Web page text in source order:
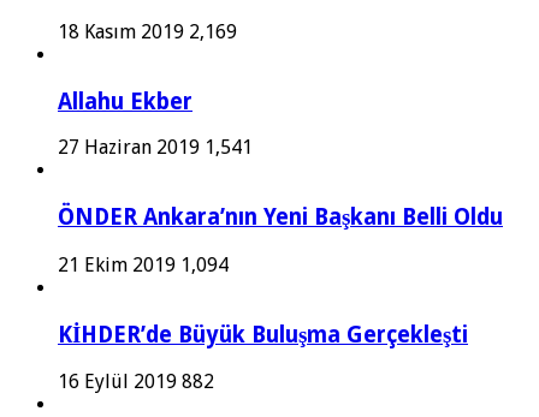
18 Kasım 2019 2,169
Allahu Ekber
27 Haziran 2019 1,541
ÖNDER Ankara’nın Yeni Başkanı Belli Oldu
21 Ekim 2019 1,094
KİHDER’de Büyük Buluşma Gerçekleşti
16 Eylül 2019 882